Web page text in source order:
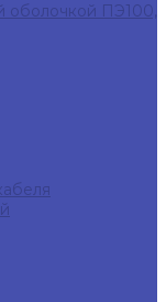
оболочкой ПЭ100,